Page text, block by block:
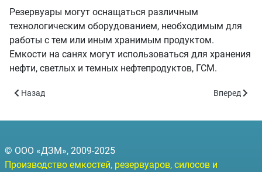
Резервуары могут оснащаться различным
технологическим оборудованием, необходимым для
работы с тем или иным хранимым продуктом.
Емкости на санях могут использоваться для хранения
нефти, светлых и темных нефтепродуктов, ГСМ.
Предыдущий: Резервуары на санях РГС-С-15 (объём 15 куб.м.)
Назад Следующий:
Вперед
© ООО «ДЗМ», 2009-2025
Производство емкостей, резервуаров, силосов и